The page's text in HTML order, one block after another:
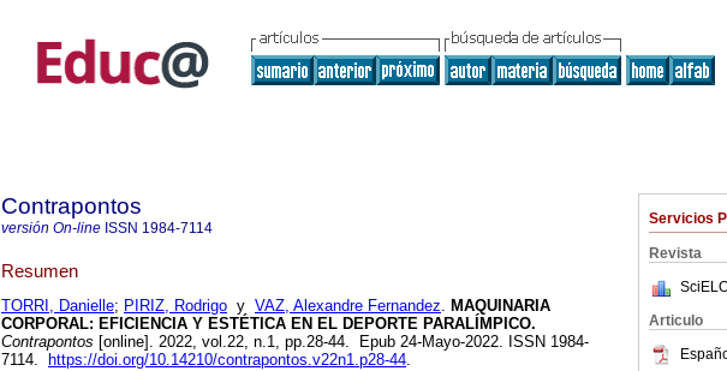
Servicios
Revista
Articulo
Contrapontos
versión On-line ISSN 1984-7114
Resumen
TORRI, Danielle; PIRIZ, Rodrigo y VAZ, Alexandre Fernandez. MAQUINARIA
CORPORAL: EFICIENCIA Y ESTÉTICA EN EL DEPORTE PARALÍMPICO.
Contrapontos [online]. 2022, vol.22, n.1, pp.28-44. Epub 24-Mayo-2022. ISSN 1984-
7114.
https://doi.org/10.14210/contrapontos.v22n1.p28-44.